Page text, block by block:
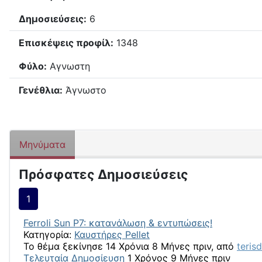
Δημοσιεύσεις: 6
Επισκέψεις προφίλ: 1348
Φύλο: Αγνωστη
Γενέθλια: Άγνωστο
Μηνύματα
Πρόσφατες Δημοσιεύσεις
1
Ferroli Sun P7: κατανάλωση & εντυπώσεις!
Κατηγορία: Καυστήρες Pellet
Το θέμα ξεκίνησε 14 Χρόνια 8 Μήνες πριν, από
Τελευταία Δημοσίευση 1 Χρόνος 9 Μήνες πριν